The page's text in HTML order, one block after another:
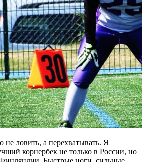
не ловить, а перехватывать. Я
корнербек не только в России, но